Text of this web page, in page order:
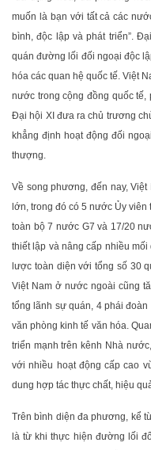
muốn là bạn với tất cả các
bình, độc lập và phát triển”.
quán đường lối đối ngoại độc
hóa các quan hệ quốc tế. Việt
nước trong cộng đồng quốc tế,
Đại hội XI đưa ra chủ trương
khẳng định hoạt động đối
thượng.
Về song phương, đến nay,
lớn, trong đó có 5 nước Ủy
toàn bộ 7 nước G7 và 17/20
thiết lập và nâng cấp nhiều
lược toàn diện với tổng số 30
Việt Nam ở nước ngoài cũng
tổng lãnh sự quán, 4 phái
văn phòng kinh tế văn hóa.
triển mạnh trên kênh Nhà
với nhiều hoạt động cấp cao
dung hợp tác thực chất, hiệu
Trên bình diện đa phương, kể
là từ khi thực hiện đường lối